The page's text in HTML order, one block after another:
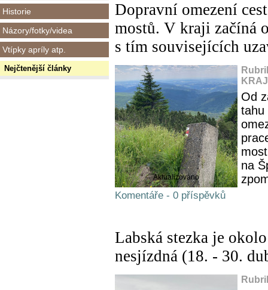
Historie
Názory/fotky/videa
Vtípky apríly atp.
Nejčtenější články
Dopravní omezení
mostů. V kraji začíná
s tím souvisejících
Aktualizováno
Od
tahu
na
Komentáře - 0 příspěvků
Labská stezka je
nesjízdná (18. - 30.